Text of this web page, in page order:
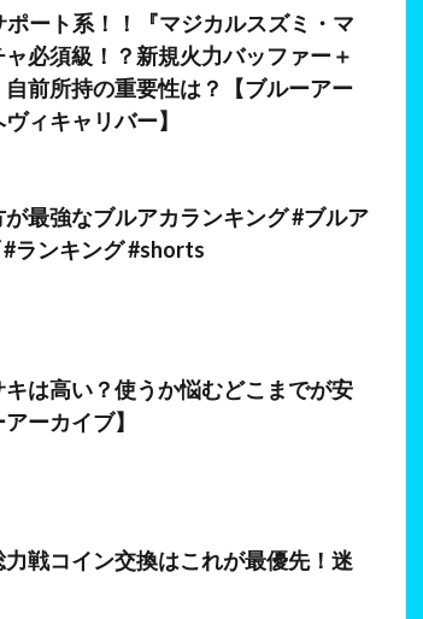
ポート系！！『マジカルスズミ・マ
必須級！？新規火力バッファー＋
前所持の重要性は？【ブルーアー
ィキャリバー】
最強なブルアカランキング #ブルア
ランキング #shorts
キは高い？使うか悩むどこまでが安
ーカイブ】
力戦コイン交換はこれが最優先！迷